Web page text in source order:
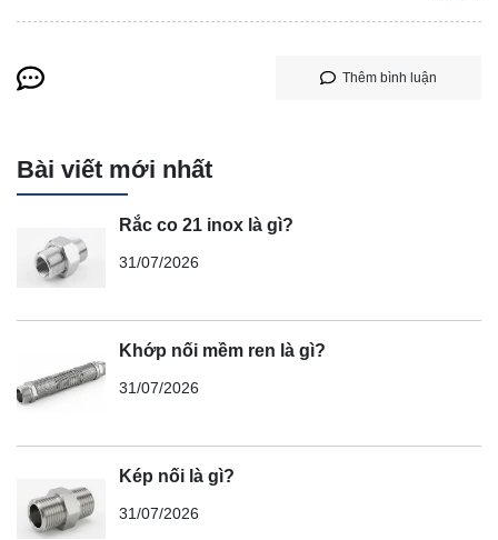
Thêm bình luận
Bài viết mới nhất
Rắc co 21 inox là gì?
31/07/2026
Khớp nối mềm ren là gì?
31/07/2026
Kép nối là gì?
31/07/2026